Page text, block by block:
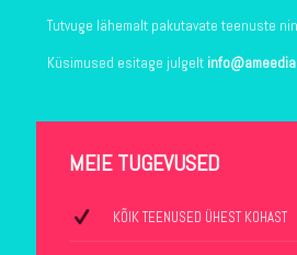
Tutvuge lähemalt pakutavate teenuste
Küsimused esitage julgelt
MEIE TUGEVUSED
KÕIK TEENUSED ÜHEST KOHAST